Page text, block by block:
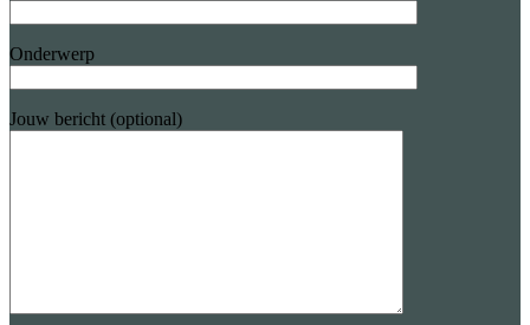
Onderwerp
Jouw bericht (optional)